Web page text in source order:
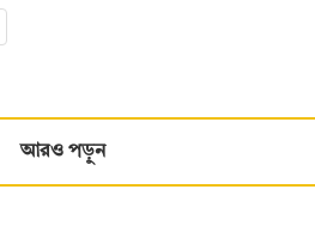
আরও পড়ুন